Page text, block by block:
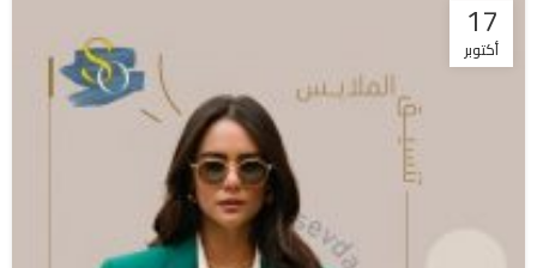
17
أكتوبر